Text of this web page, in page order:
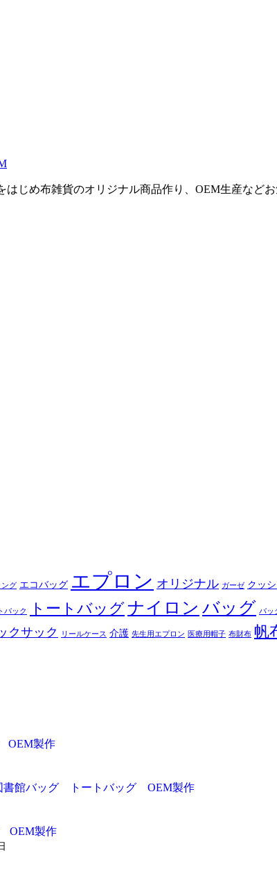
じめ布雑貨のオリジナル商品作り、OEM生産などお
ング エコバッグ エプロン オリジナル ガーゼ クッ
バック トートバッグナイロン バッグ バッ
クサック リールケース 介護 先生用エプロン 医療用帽子 布財布 帆
OEM製作
館バッグ トートバッグ OEM製作
OEM製作